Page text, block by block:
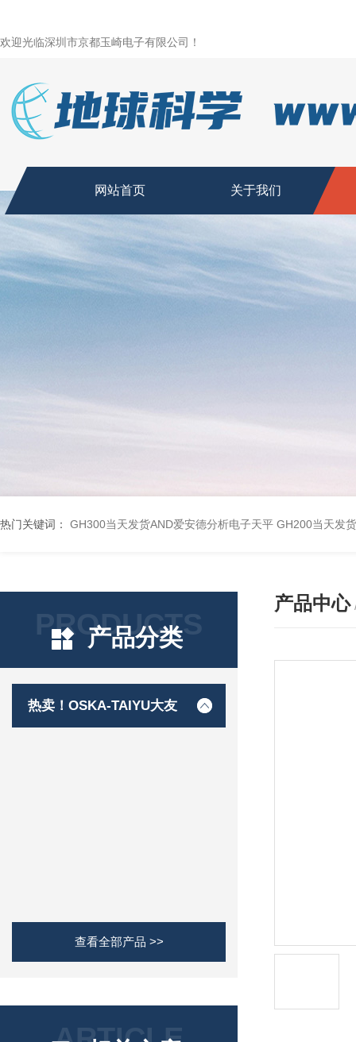
欢迎光临深圳市京都玉崎电子有限公司！
网站首页 关于我们
热门关键词： GH300当天发货AND爱安德分析电子天平 GH200当天发
PRODUCTS
产品分类
热卖！OSKA-TAIYU大友
查看全部产品 >>
产品中心